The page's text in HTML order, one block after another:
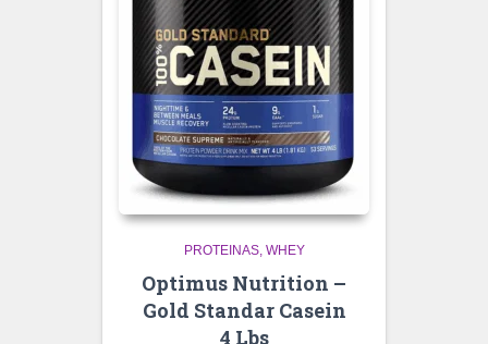
PROTEINAS WHEY
Optimus Nutrition –
Gold Standar Casein
4 Lbs